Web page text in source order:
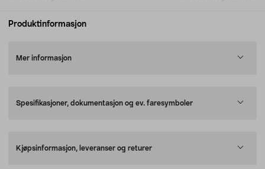
Produktinformasjon
Mer informasjon
Spesifikasjoner, dokumentasjon og ev. faresymboler
Kjøpsinformasjon, leveranser og returer